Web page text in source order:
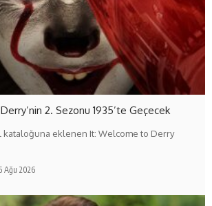
2. Sezonu 1935’te Geçecek
kataloğuna eklenen It: Welcome to Derry
Ağu 2026